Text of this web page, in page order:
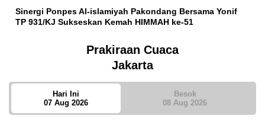
Sinergi Ponpes Al-islamiyah Pakondang Bersama Yonif
TP 931/KJ Sukseskan Kemah HIMMAH ke-51
Prakiraan Cuaca
Jakarta
Hari Ini
07 Aug 2026
Besok
08 Aug 2026